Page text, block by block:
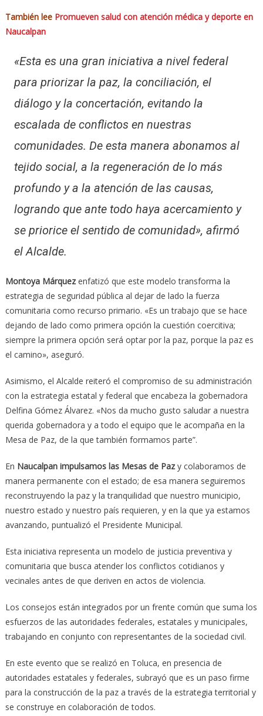
También lee Promueven salud con atención médica y deporte en
Naucalpan
«Esta es una gran iniciativa a nivel federal
para priorizar la paz, la conciliación, el
diálogo y la concertación, evitando la
escalada de conflictos en nuestras
comunidades. De esta manera abonamos al
tejido social, a la regeneración de lo más
profundo y a la atención de las causas,
logrando que ante todo haya acercamiento y
se priorice el sentido de comunidad», afirmó
el Alcalde.
Montoya Márquezenfatizó que este modelo transforma la
estrategia de seguridad pública al dejar de lado la fuerza
comunitaria como recurso primario. «Es un trabajo que se hace
dejando de lado como primera opción la cuestión coercitiva;
siempre la primera opción será optar por la paz, porque la paz es
el camino», aseguró.
Asimismo, el Alcalde reiteró el compromiso de su administración
con la estrategia estatal y federal que encabeza la gobernadora
Delfina Gómez Álvarez. «Nos da mucho gusto saludar a nuestra
querida gobernadora y a todo el equipo que le acompaña en la
Mesa de Paz, de la que también formamos parte”.
En Naucalpan impulsamos las Mesas de Pazy colaboramos de
manera permanente con el estado; de esa manera seguiremos
reconstruyendo la paz y la tranquilidad que nuestro municipio,
nuestro estado y nuestro país requieren, y en la que ya estamos
avanzando, puntualizó el Presidente Municipal.
Esta iniciativa representa un modelo de justicia preventiva y
comunitaria que busca atender los conflictos cotidianos y
vecinales antes de que deriven en actos de violencia.
Los consejos están integrados por un frente común que suma los
esfuerzos de las autoridades federales, estatales y municipales,
trabajando en conjunto con representantes de la sociedad civil.
En este evento que se realizó en Toluca, en presencia de
autoridades estatales y federales, subrayó que es un paso firme
para la construcción de la paz a través de la estrategia territorial y
se construye en colaboración de todos.